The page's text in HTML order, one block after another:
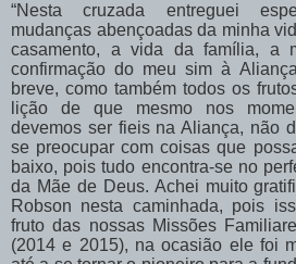
“Nesta cruzada entreguei
mudanças abençoadas da minha
casamento, a vida da família, a
confirmação do meu sim à
breve, como também todos os
lição de que mesmo nos
devemos ser fieis na Aliança, não
se preocupar com coisas que
baixo, pois tudo encontra-se no
da Mãe de Deus. Achei muito
Robson nesta caminhada, pois
fruto das nossas Missões
(2014 e 2015), na ocasião ele foi